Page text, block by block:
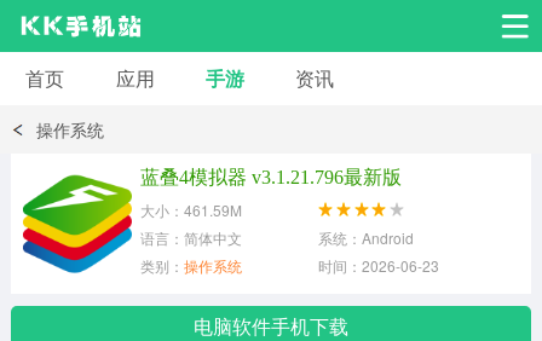
安卓应用
小说漫画
首页 应用 手游 资讯
操作系统
蓝叠4模拟器 v3.1.21.796最新版
大小：461.59M
语言：简体中文
系统：Android
类别： 操作系统 时间：2026-06-23
电脑软件手机下载